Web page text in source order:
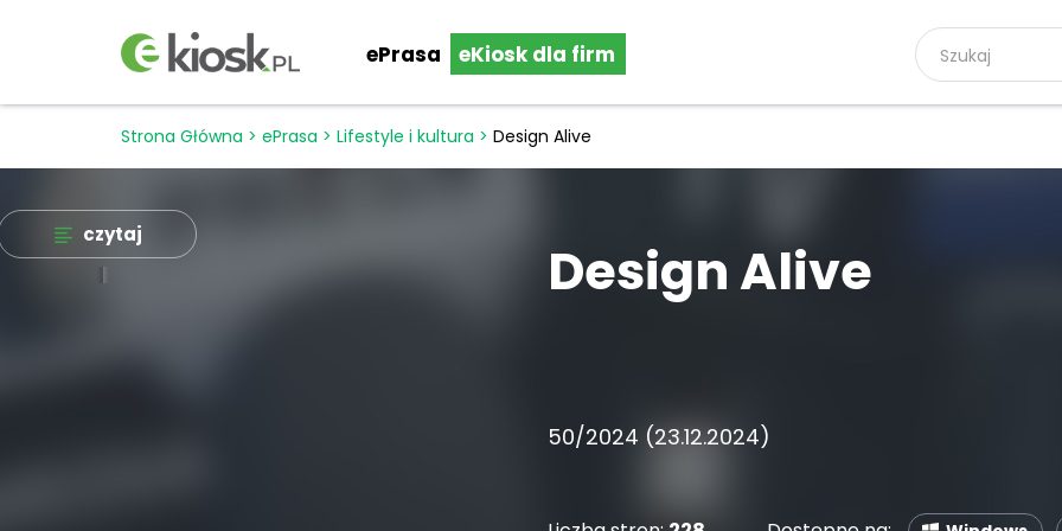
ePrasa eKiosk dla firm
Strona Główna > ePrasa > Lifestyle i kultura > Design Alive
czytaj
Design Alive
50/2024 (23.12.2024)